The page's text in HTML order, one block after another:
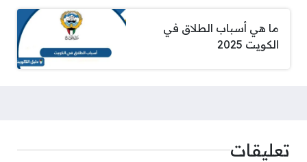
ما هي أسباب الطلاق في
الكويت 2025
تعليقات